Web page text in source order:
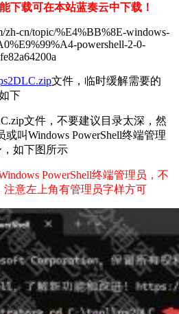
下载可在本站蓝奏云中下载！
zh-cn/topic/%E4%BB%8E-windows-
powershell-2-0-
文件，临时缓解需要的
下
文件，不要建议目录太深，然
叫Windows PowerShell终端管理
，如下图所示
PowerShell终端管理员，不
注意左上角有管理员字样方可